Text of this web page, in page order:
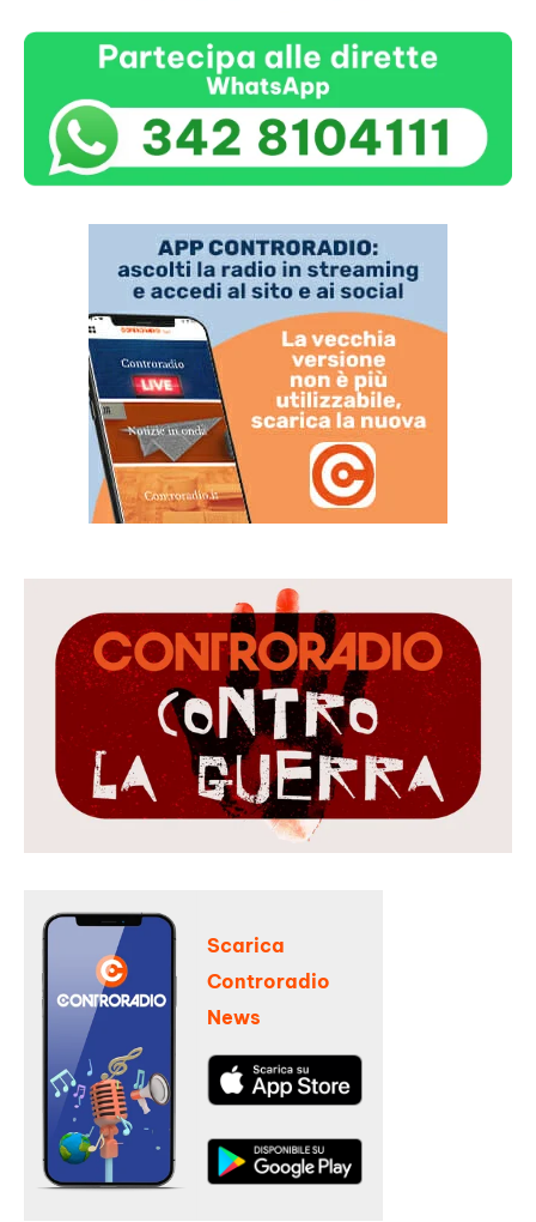
Scarica
Controradio
News